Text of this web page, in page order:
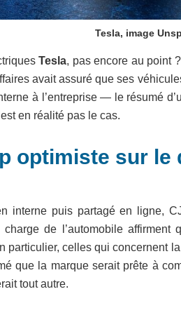
Tesla, image
Tesla, pas encore au point
avait assuré que ses
à l’entreprise — le résumé
en réalité pas le cas.
optimiste sur le
interne puis partagé en ligne,
de l’automobile affirment
particulier, celles qui concernent
que la marque serait prête à
tout autre.